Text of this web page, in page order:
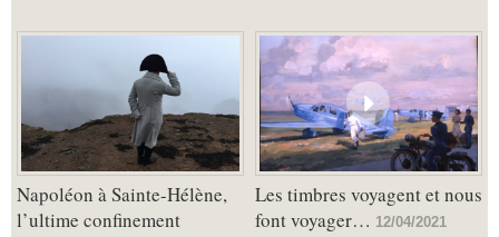
Napoléon à Sainte-Hélène,
l’ultime confinement
Les timbres voyagent et nous
font voyager… 12/04/2021